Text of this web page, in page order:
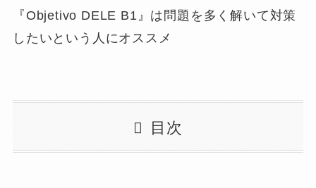
『Objetivo DELE B1』は問題を多く解いて対策
したいという人にオススメ
目次